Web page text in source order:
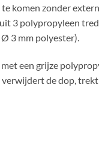
komen zonder
3 polypropyleen
3 mm polyester).
een grijze
de dop,